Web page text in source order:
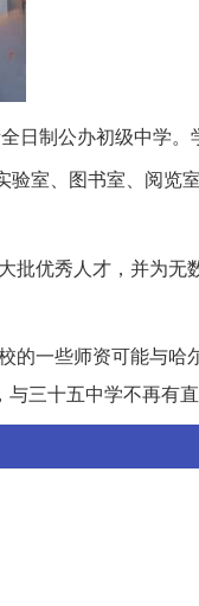
日制公办初级中学
室、图书室、阅览
批优秀人才，并为无
一些师资可能与哈
三十五中学不再有直